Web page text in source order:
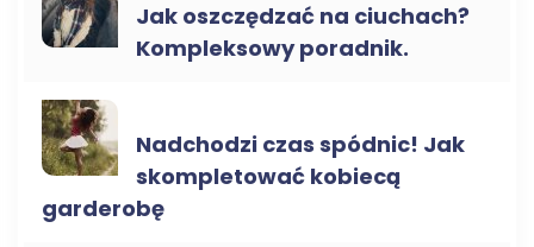
Jak oszczędzać na ciuchach?
Kompleksowy poradnik.
Nadchodzi czas spódnic! Jak
skompletować kobiecą
garderobę